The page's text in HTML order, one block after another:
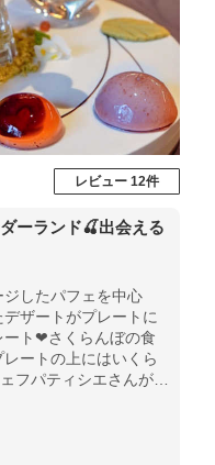
レビュー 12件
ーランド🍒出会える
したパフェを中心
ザートがプレートに
ート❤︎さくらんぼの食
ートの上にはいくら
フパティシエさんがさ
せた、チェリー好き
ーランド🍒